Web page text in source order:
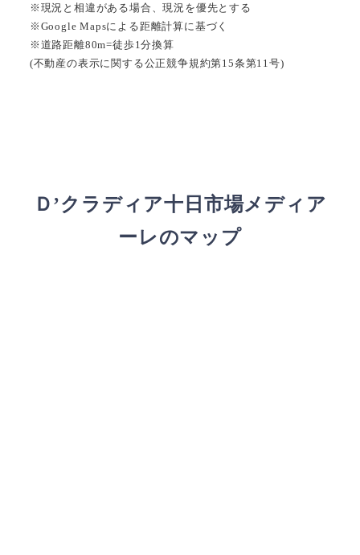
※現況と相違がある場合、現況を優先とする
※Google Mapsによる距離計算に基づく
※道路距離80m=徒歩1分換算
(不動産の表示に関する公正競争規約第15条第11号)
Ｄ’クラディア十日市場メディア
ーレのマップ